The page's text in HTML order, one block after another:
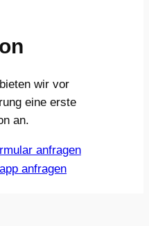
wir vor
eine erste
an.
anfragen
anfragen